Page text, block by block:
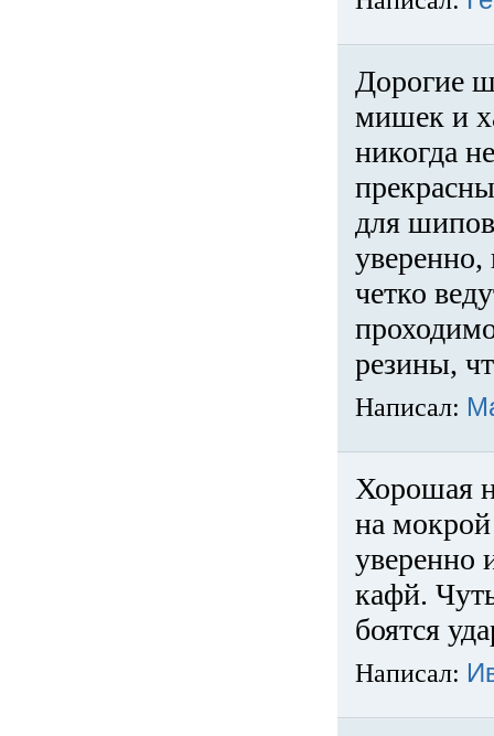
Дорогие
мишек и
никогда
для
четко
резины,
Написал:
Хорошая
на
уверенно
кафй.
боятся
Написал: